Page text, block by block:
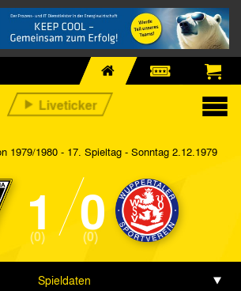
1979/1980 - 17. Spieltag - Sonntag 2.12.1979
1
(0) 0
(0)
Spieldaten